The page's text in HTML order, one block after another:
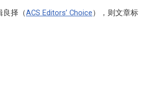
良择（ACS Editors’ Choice），则文章标